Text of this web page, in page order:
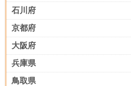
石川府
京都府
大阪府
兵庫県
鳥取県